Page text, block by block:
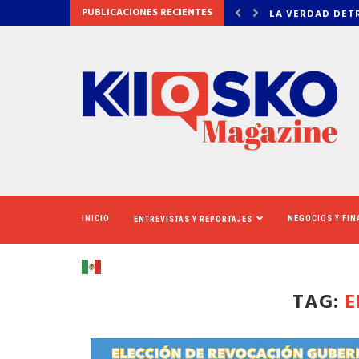
PUBLICACIONES RECIENTES
DE OZEMPIC NEWSOM
INICIO ENTREVISTAS Y REPORTAJES NEGOCIOS Y
TAG: